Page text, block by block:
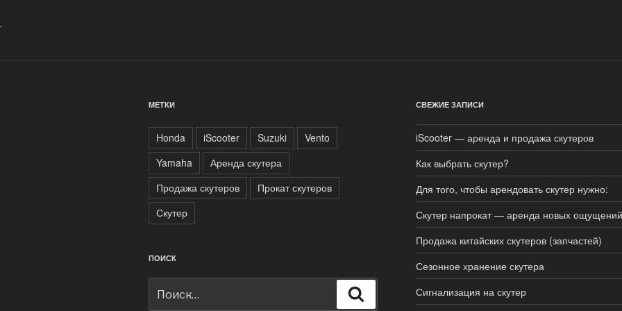
.
МЕТКИ
Honda iScooter Suzuki
Vento
Yamaha
Аренда скутера
Продажа скутеров
Прокат скутеров
Скутер
ПОИСК
СВЕЖИЕ ЗАПИСИ
iScooter — аренда и продажа скутеров
Как выбрать скутер?
Для того, чтобы арендовать скутер нужно:
Скутер напрокат — аренда новых ощущений
Продажа китайских скутеров (запчастей)
Сезонное хранение скутера
Сигнализация на скутер